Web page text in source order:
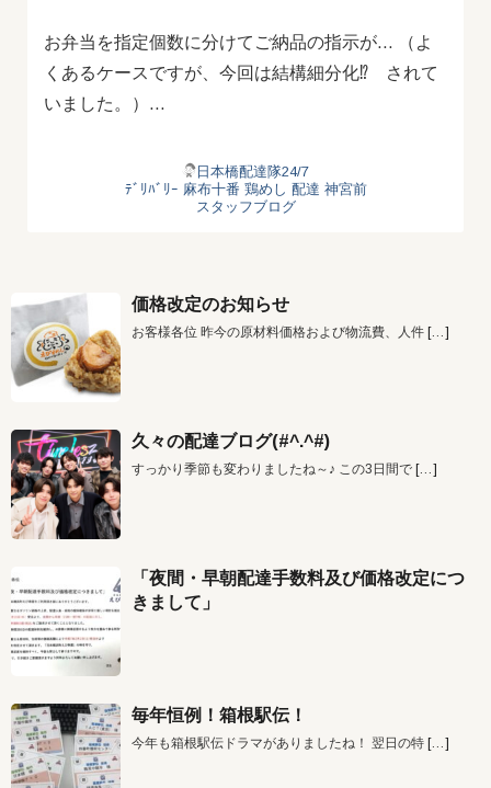
お弁当を指定個数に分けてご納品の指示が… （よ
くあるケースですが、今回は結構細分化⁉ されて
いました。）…
日本橋配達隊24/7
ﾃﾞﾘﾊﾞﾘｰ 麻布十番 鶏めし 配達 神宮前
スタッフブログ
価格改定のお知らせ
お客様各位 昨今の原材料価格および物流費、人件 […]
久々の配達ブログ(#^.^#)
すっかり季節も変わりましたね～♪ この3日間で […]
「夜間・早朝配達手数料及び価格改定につ
きまして」
毎年恒例！箱根駅伝！
今年も箱根駅伝ドラマがありましたね！ 翌日の特 […]